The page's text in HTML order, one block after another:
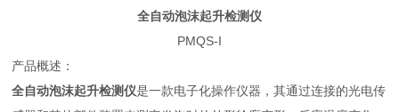
全自动泡沫起升检测仪
PMQS-I
产品概述：
全自动泡沫起升检测仪是一款电子化操作仪器，其通过连接的光电传